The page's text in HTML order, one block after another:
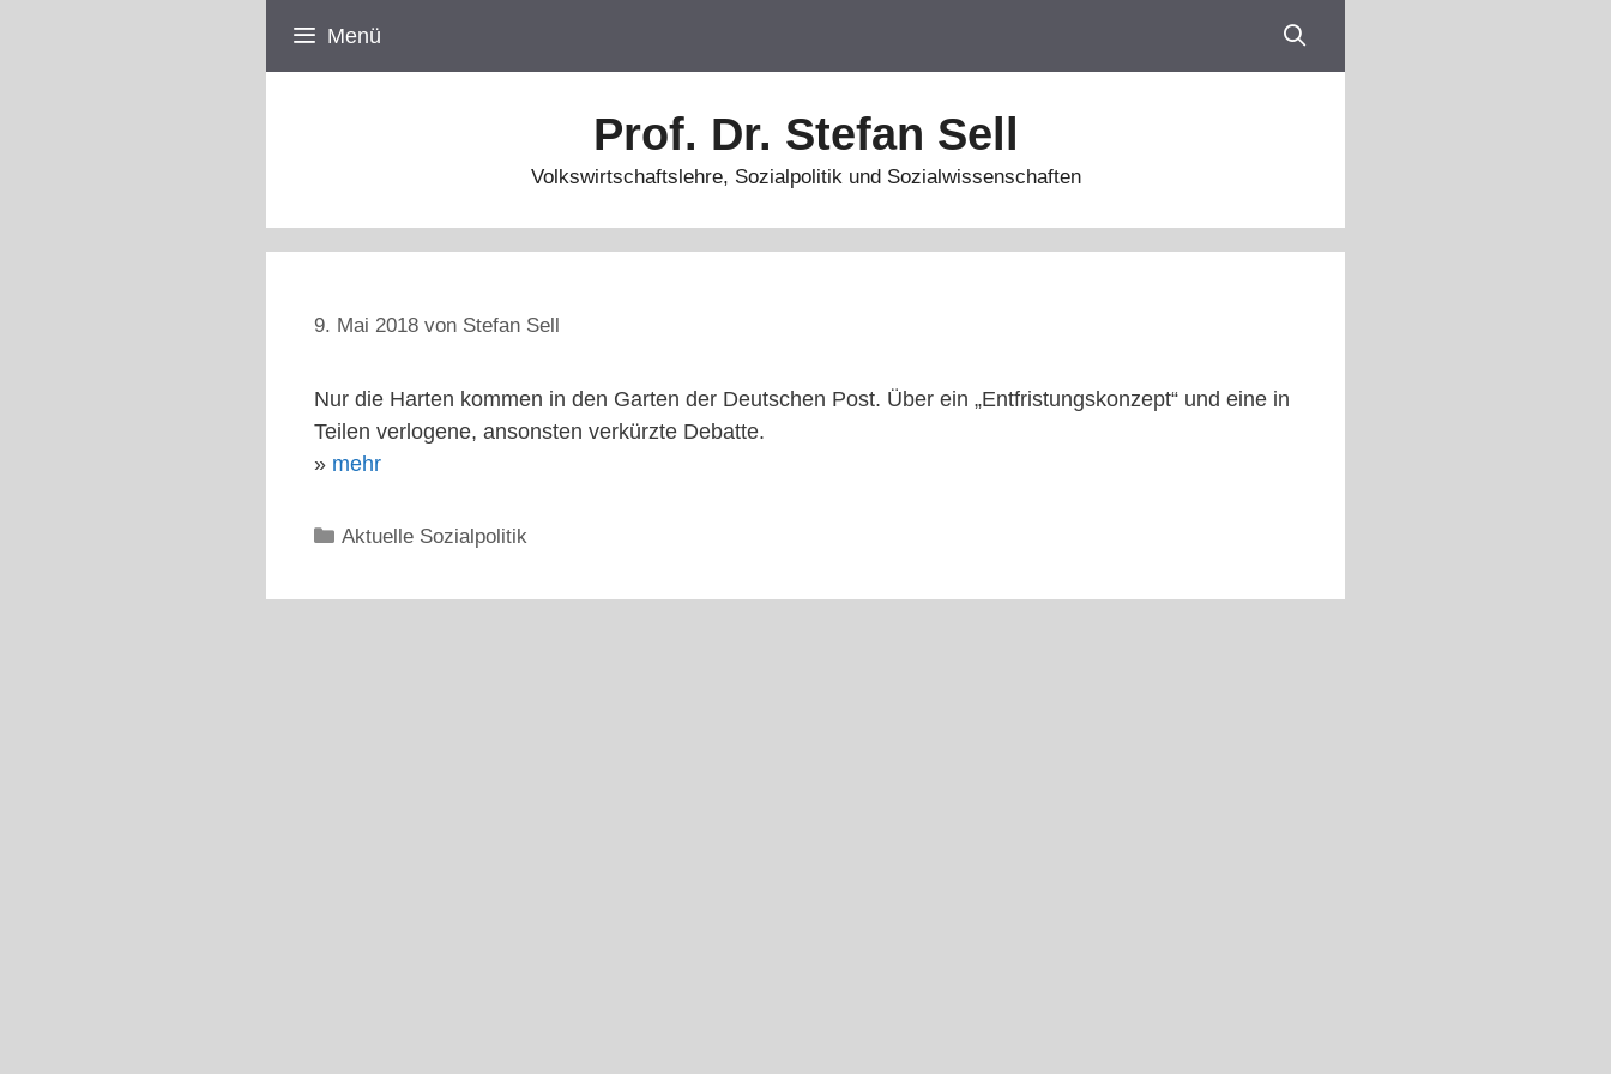
Menü
Prof. Dr. Stefan Sell
Volkswirtschaftslehre, Sozialpolitik und Sozialwissenschaften
9. Mai 2018 von Stefan Sell
Nur die Harten kommen in den Garten der Deutschen Post. Über ein „Entfristungskonzept“ und eine in
Teilen verlogene, ansonsten verkürzte Debatte.
» mehr
Kategorien
Aktuelle Sozialpolitik